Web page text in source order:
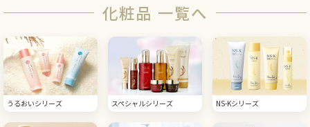
化粧品 一覧へ
うるおいシリーズ スペシャルシリーズ NS-Kシリーズ